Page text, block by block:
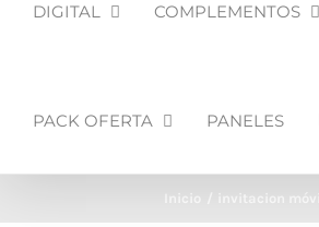
DIGITAL COMPLEMENTOS
PACK OFERTA PANELES
Inicio invitacion móvil